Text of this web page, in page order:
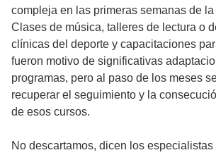
compleja en las primeras semanas de
Clases de música, talleres de lectura o
clínicas del deporte y capacitaciones
fueron motivo de significativas
programas, pero al paso de los meses
recuperar el seguimiento y la
de esos cursos.
No descartamos, dicen los